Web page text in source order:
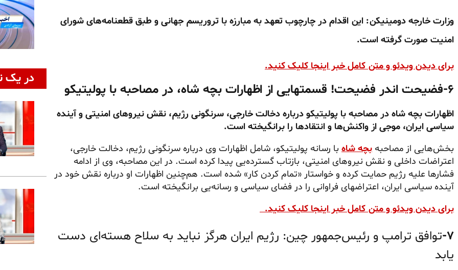
وزارت خارجه دومینیکن: این اقدام در چارچوب تعهد به مبارزه با تروریسم جهانی و طبق قطعنامه‌های شورای
امنیت صورت گرفته است.
برای دیدن ویدئو و متن کامل خبر اینجا کلیک کنید.
۶-فضیحت اندر فضیحت! قسمتهایی از اظهارات بچه شاه، در مصاحبه با پولیتیکو
اظهارات بچه شاه در مصاحبه با پولیتیکو درباره دخالت خارجی، سرنگونی رژیم، نقش نیروهای امنیتی و آینده
سیاسی ایران، موجی از واکنش‌ها و انتقادها را برانگیخته است.
بخش‌هایی از مصاحبه بچه شاه با رسانه پولیتیکو، شامل اظهارات وی درباره سرنگونی رژیم، دخالت خارجی،
اعتراضات داخلی و نقش نیروهای امنیتی، بازتاب گسترده‌یی پیدا کرده است. در این مصاحبه، وی از ادامه
فشارها علیه رژیم حمایت کرده و خواستار «تمام کردن کار» شده است. هم‌چنین اظهارات او درباره نقش خود در
آینده سیاسی ایران، اعتراضهای فراوانی را در فضای سیاسی و رسانه‌یی برانگیخته است.
برای دیدن ویدئو و متن کامل خبر اینجا کلیک کنید.
۷- توافق ترامپ و رئیس‌جمهور چین: رژیم ایران هرگز نباید به سلاح هسته‌ای دست
یابد
در یک